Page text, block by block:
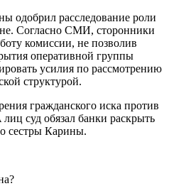
одобрил расследование роли
Согласно СМИ, сторонники
комиссии, не позволив
оперативной группы
усилия по рассмотрению
структурой.
гражданского иска против
суд обязал банки раскрыть
сестры Карины.